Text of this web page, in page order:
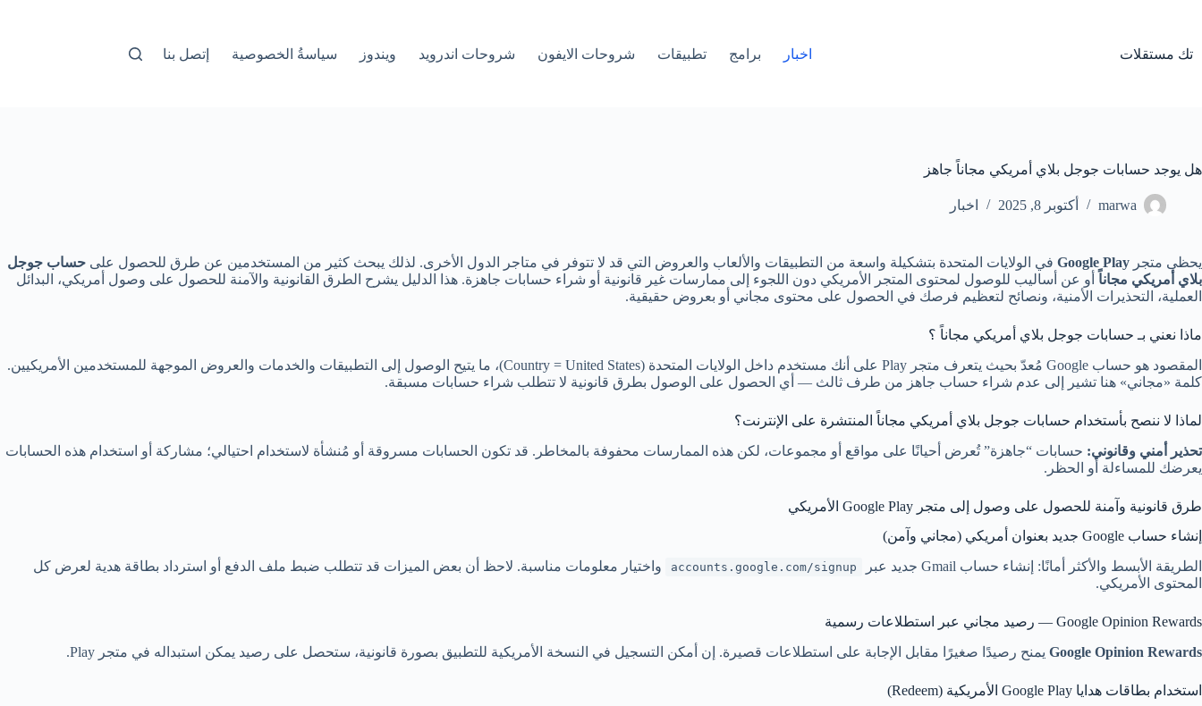
تك مستقلات اخبار برامج تطبيقات شروحات الايفون شروحات اندرويد ويندوز سياسةُ الخصوصية إتصل بنا
هل يوجد حسابات جوجل بلاي أمريكي مجاناً جاهز
marwa أكتوبر 8, 2025 اخبار
يحظى متجر Google Play في الولايات المتحدة بتشكيلة واسعة من التطبيقات والألعاب والعروض التي قد لا تتوفر في متاجر الدول الأخرى. لذلك يبحث كثير من المستخدمين عن طرق للحصول على حساب جوجل
بلاي أمريكي مجاناً أو عن أساليب للوصول لمحتوى المتجر الأمريكي دون اللجوء إلى ممارسات غير قانونية أو شراء حسابات جاهزة. هذا الدليل يشرح الطرق القانونية والآمنة للحصول على وصول أمريكي، البدائل
العملية، التحذيرات الأمنية، ونصائح لتعظيم فرصك في الحصول على محتوى مجاني أو بعروض حقيقية.
ماذا نعني بـ حسابات جوجل بلاي أمريكي مجاناً ؟
المقصود هو حساب Google مُعدّ بحيث يتعرف متجر Play على أنك مستخدم داخل الولايات المتحدة (Country = United States)، ما يتيح الوصول إلى التطبيقات والخدمات والعروض الموجهة للمستخدمين الأمريكيين.
كلمة «مجاني» هنا تشير إلى عدم شراء حساب جاهز من طرف ثالث — أي الحصول على الوصول بطرق قانونية لا تتطلب شراء حسابات مسبقة.
لماذا لا ننصح بأستخدام حسابات جوجل بلاي أمريكي مجاناً المنتشرة على الإنترنت؟
تحذير أمني وقانوني: حسابات “جاهزة” تُعرض أحيانًا على مواقع أو مجموعات، لكن هذه الممارسات محفوفة بالمخاطر. قد تكون الحسابات مسروقة أو مُنشأة لاستخدام احتيالي؛ مشاركة أو استخدام هذه الحسابات
يعرضك للمساءلة أو الحظر.
طرق قانونية وآمنة للحصول على وصول إلى متجر Google Play الأمريكي
إنشاء حساب Google جديد بعنوان أمريكي (مجاني وآمن)
الطريقة الأبسط والأكثر أمانًا: إنشاء حساب Gmail جديد عبر
accounts.google.com/signup
واختيار معلومات مناسبة. لاحظ أن بعض الميزات قد تتطلب ضبط ملف الدفع أو استرداد بطاقة هدية لعرض كل
المحتوى الأمريكي.
Google Opinion Rewards — رصيد مجاني عبر استطلاعات رسمية
Google Opinion Rewards يمنح رصيدًا صغيرًا مقابل الإجابة على استطلاعات قصيرة. إن أمكن التسجيل في النسخة الأمريكية للتطبيق بصورة قانونية، ستحصل على رصيد يمكن استبداله في متجر Play.
استخدام بطاقات هدايا Google Play الأمريكية (Redeem)